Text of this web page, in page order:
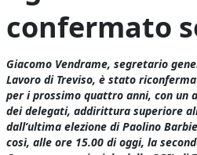
confermato
Giacomo Vendrame, segretario
Lavoro di Treviso, è stato
per i prossimo quattro anni, con un
dei delegati, addirittura superiore
dall’ultima elezione di Paolino
così, alle ore 15.00 di oggi, la